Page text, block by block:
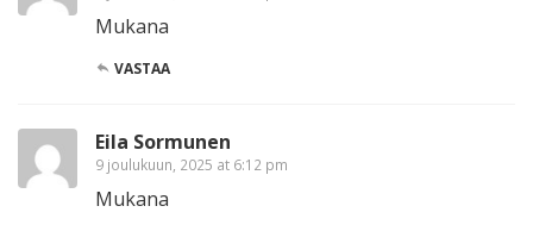
Mukana
VASTAA
Eila Sormunen
9 joulukuun, 2025 at 6:12 pm
Mukana